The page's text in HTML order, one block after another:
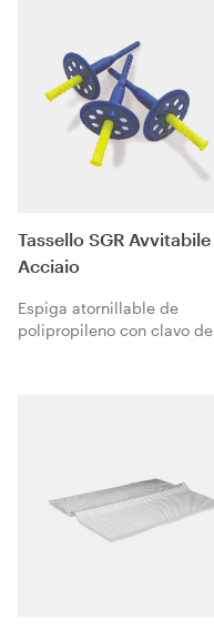
Tassello SGR Avvitabile
Acciaio
Espiga atornillable de
polipropileno con clavo de